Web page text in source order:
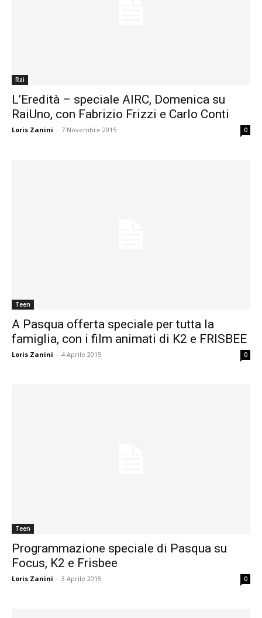
Rai
L’Eredità – speciale AIRC, Domenica su
RaiUno, con Fabrizio Frizzi e Carlo Conti
Loris Zanini - 7 Novembre 2015 0
Teen
A Pasqua offerta speciale per tutta la
famiglia, con i film animati di K2 e FRISBEE
Loris Zanini - 4 Aprile 2015 0
Teen
Programmazione speciale di Pasqua su
Focus, K2 e Frisbee
Loris Zanini - 3 Aprile 2015 0